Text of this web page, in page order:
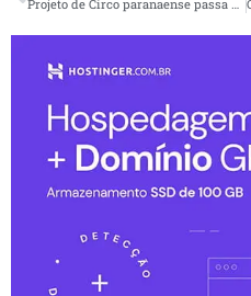
Projeto de Circo paranaense passa a integrar a Rede Nacional de Escolas Livres